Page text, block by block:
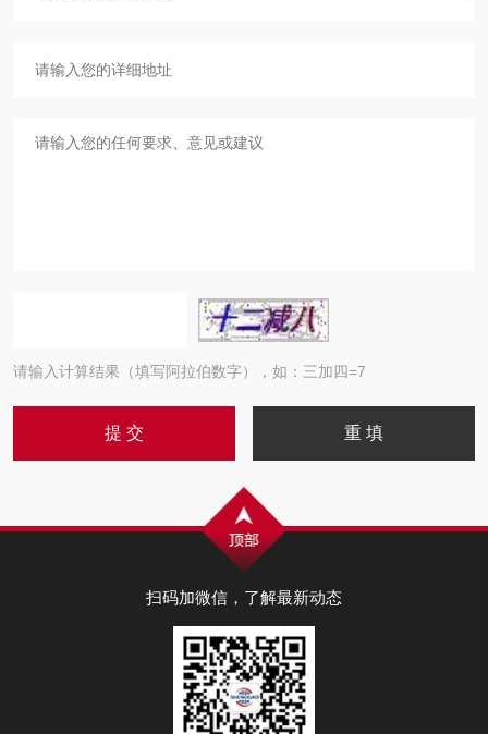
请输入计算结果（填写阿拉伯数字），如：三加四=7
扫码加微信，了解最新动态